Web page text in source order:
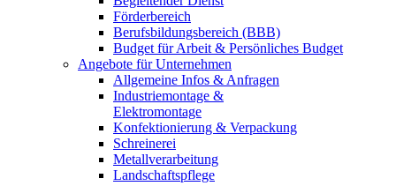
Förderbereich
Berufsbildungsbereich (BBB)
Budget für Arbeit & Persönliches Budget
Angebote für Unternehmen
Allgemeine Infos & Anfragen
Industriemontage &
Elektromontage
Konfektionierung & Verpackung
Schreinerei
Metallverarbeitung
Landschaftspflege